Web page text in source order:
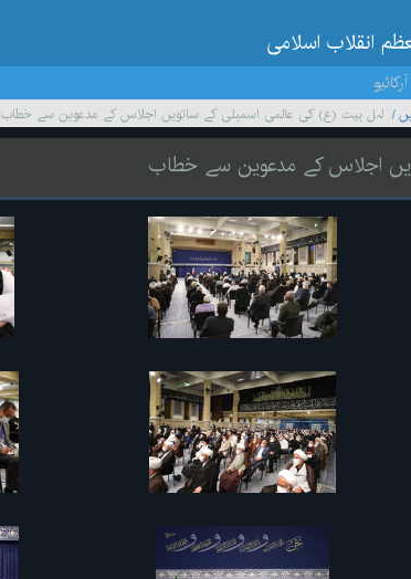
انقلاب اسلامی
آرکائیو
اہل بیت (ع) کی عالمی اسمبلی کے ساتویں اجلاس کے مدعوین سے خطاب
اجلاس کے مدعوین سے خطاب